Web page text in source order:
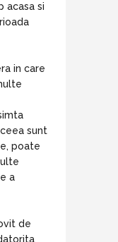
acasa si
in care
sunt
poate
a
de